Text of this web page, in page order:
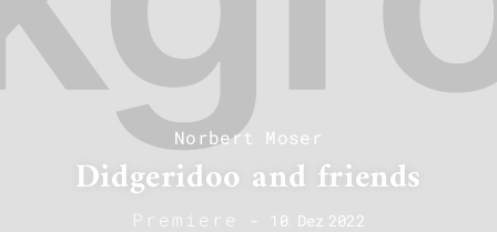
Norbert Moser
Didgeridoo and friends
Premiere - 10. Dez 2022